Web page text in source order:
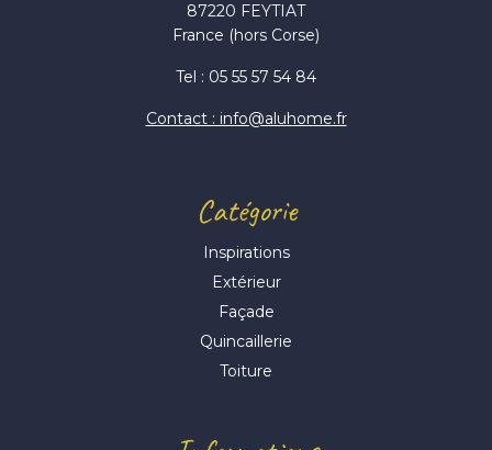
87220 FEYTIAT
France (hors Corse)
Tel : 05 55 57 54 84
Contact : info@aluhome.fr
Catégorie
Inspirations
Extérieur
Façade
Quincaillerie
Toiture